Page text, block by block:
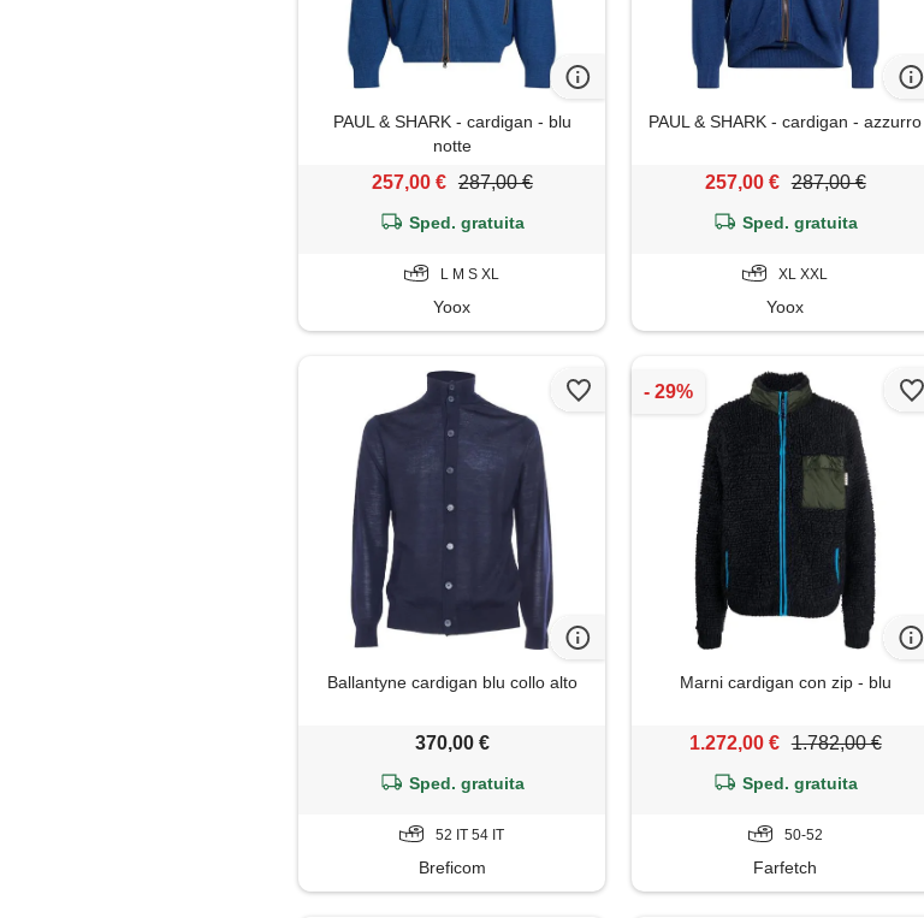
PAUL & SHARK - cardigan - blu
notte
257,00 € 287,00 €
Sped. gratuita
L M S XL
Yoox
PAUL & SHARK - cardigan - azzurro
257,00 € 287,00 €
Sped. gratuita
XL XXL
Yoox
Ballantyne cardigan blu collo alto
370,00 €
Sped. gratuita
52 IT 54 IT
Breficom
Marni cardigan con zip - blu
1.272,00 € 1.782,00 €
Sped. gratuita
50-52
Farfetch